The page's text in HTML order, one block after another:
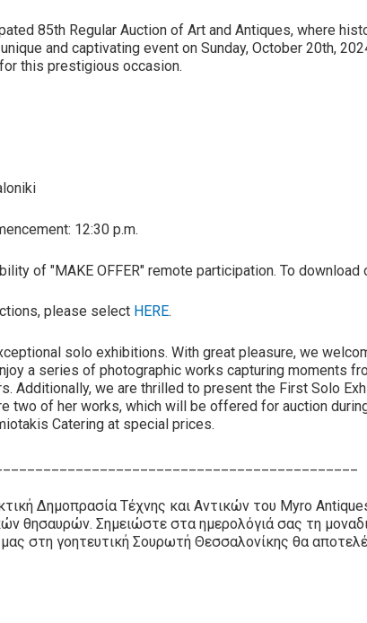
85th Regular Auction of Art and Antiques, where
and captivating event on Sunday, October 20th,
this prestigious occasion.
12:30 p.m.
of "MAKE OFFER" remote participation. To
please select HERE.
solo exhibitions. With great pleasure, we
a series of photographic works capturing moments
Additionally, we are thrilled to present the First Solo
two of her works, which will be offered for auction
Catering at special prices.
Δημοπρασία Τέχνης και Αντικών του Myro
θησαυρών. Σημειώστε στα ημερολόγιά σας τη
στη γοητευτική Σουρωτή Θεσσαλονίκης θα